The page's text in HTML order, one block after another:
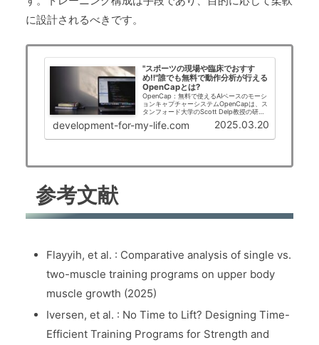
に設計されるべきです。
"スポーツの現場や臨床でおすす
め‼"誰でも無料で動作分析が行える
OpenCapとは?
OpenCap：無料で使えるAIベースのモーシ
ョンキャプチャーシステムOpenCapは、ス
タンフォード大学のScott Delp教授の研究
グループによって開発された、クラウドベ
ースのマーカーレス・モーションキャプチ
development-for-my-life.com 2025.03.20
参考文献
Flayyih, et al. : Comparative analysis of single vs.
two-muscle training programs on upper body
muscle growth (2025)
Iversen, et al. : No Time to Lift? Designing Time-
Efficient Training Programs for Strength and